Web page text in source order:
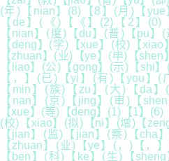
(年)【nian】(8)【8】(月)【
【de】(《)【《】(2)【2】
【nian】(度)【du】(普)【pu
【deng】(学)【xue】(校)【
【zhuan】(业)【ye】(申)【
【liao】(公)【gong】(示)【shi
【，】(已)【yi】(有)【you】
【min】(族)【zu】(大)【da
【nan】(京)【jing】(审)【
【xue】(等)【deng】(1)【1】(6)
(校)【xiao】(拟)【ni】(增)【
【jian】(监)【jian】(察)【cha
【zhuan】(业)【ye】(，)【，
【ben】(科)【ke】(生)【